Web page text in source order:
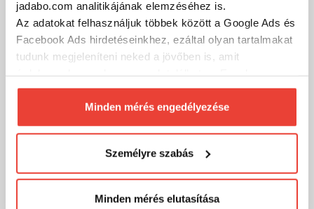
jadabo.com analitikájának elemzéséhez is.
Az adatokat felhasználjuk többek között a Google Ads és
Facebook Ads hirdetéseinkhez, ezáltal olyan tartalmakat
tudunk megjeleníteni neked a jövőben is, amit
biztosításához arra kérünk, hogy engedd meg
számunkra minden mérés használatát.
Természetesensoha semmilyen formában nem fogunk
megváltoztathatod a döntésed ezzel kapcsolatban.
Előre is köszönjük!
Minden mérés engedélyezése
Személyre szabás
Minden mérés elutasítása